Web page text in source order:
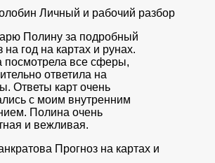
Личный и рабочий разбор
Полину за подробный
на год на картах и рунах.
посмотрела все сферы,
ответила на
Ответы карт очень
с моим внутренним
Полина очень
и вежливая.
Прогноз на картах и